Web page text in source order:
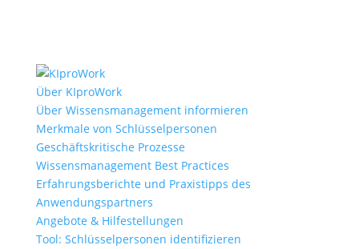
Über KIproWork
Über Wissensmanagement informieren
Merkmale von Schlüsselpersonen
Geschäftskritische Prozesse
Wissensmanagement Best Practices
Erfahrungsberichte und Praxistipps des
Anwendungspartners
Angebote & Hilfestellungen
Tool: Schlüsselpersonen identifizieren